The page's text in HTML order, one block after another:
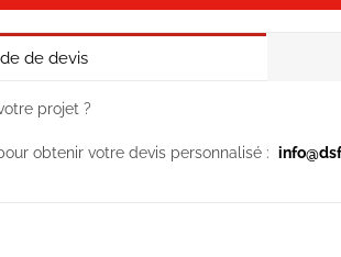
de devis
projet ?
obtenir votre devis personnalisé :